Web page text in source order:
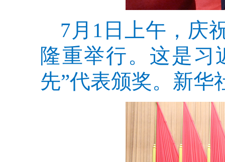
7月1日上午，庆
隆重举行。这是习
先”代表颁奖。新华